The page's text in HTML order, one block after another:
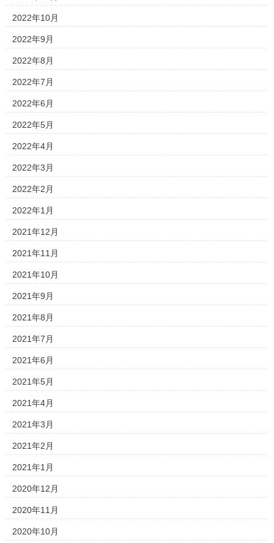
2022年10月
2022年9月
2022年8月
2022年7月
2022年6月
2022年5月
2022年4月
2022年3月
2022年2月
2022年1月
2021年12月
2021年11月
2021年10月
2021年9月
2021年8月
2021年7月
2021年6月
2021年5月
2021年4月
2021年3月
2021年2月
2021年1月
2020年12月
2020年11月
2020年10月